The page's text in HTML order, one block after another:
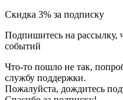
Скидка 3% за подписку
Подпишитесь на рассылку,
событий
Что-то пошло не так,
службу поддержки.
Пожалуйста, дождитесь